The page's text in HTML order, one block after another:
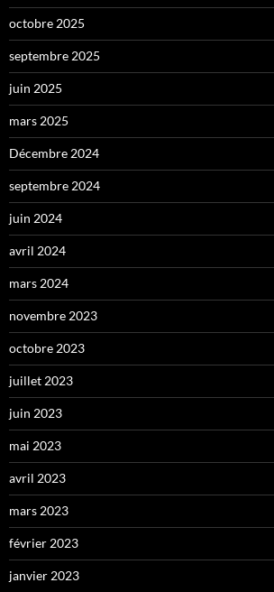
octobre 2025
septembre 2025
juin 2025
mars 2025
Décembre 2024
septembre 2024
juin 2024
avril 2024
mars 2024
novembre 2023
octobre 2023
juillet 2023
juin 2023
mai 2023
avril 2023
mars 2023
février 2023
janvier 2023